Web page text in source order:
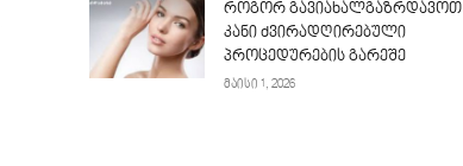
როგორ გავიახალგაზრდავოთ
კანი ძვირადღირებული
პროცედურების გარეშე
მაისი 1, 2026